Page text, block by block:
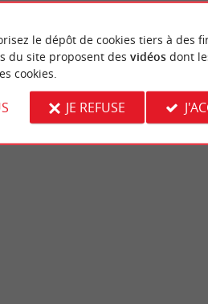
le dépôt de cookies tiers à des
du site proposent des vidéosdont
cookies.
JE REFUSE